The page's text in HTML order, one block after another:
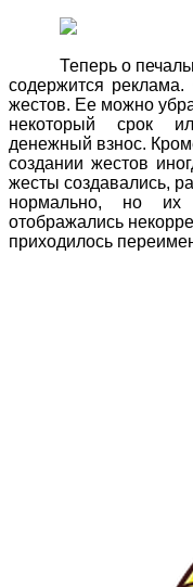
Теперь о
содержится
жестов. Ее можно
некоторый срок
денежный взнос.
создании жестов
жесты создавались,
нормально, но их
отображались
приходилось